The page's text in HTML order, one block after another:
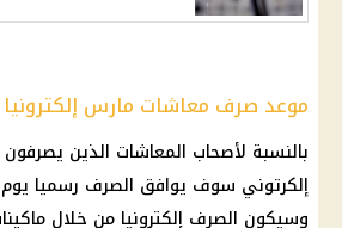
موعد صرف معاشات مارس إلكترونيا
بالنسبة لأصحاب المعاشات الذين
وسيكون الصرف إلكترونيا من خلال